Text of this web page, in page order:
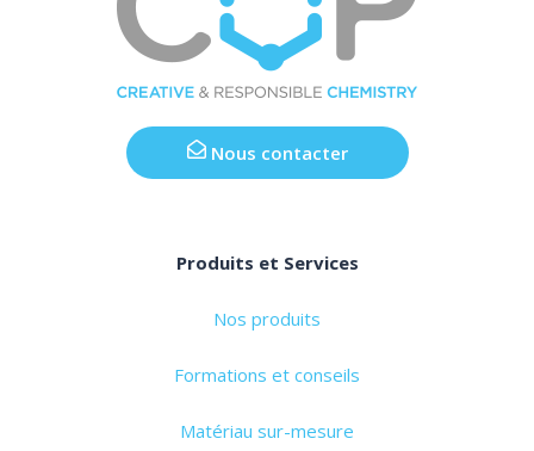
Nous contacter
Produits et Services
Nos produits
Formations et conseils
Matériau sur-mesure